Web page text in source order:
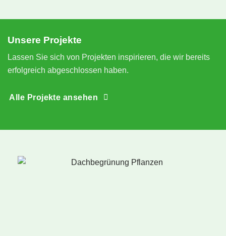
Unsere Projekte
Lassen Sie sich von Projekten inspirieren, die wir bereits
erfolgreich abgeschlossen haben.
Alle Projekte ansehen